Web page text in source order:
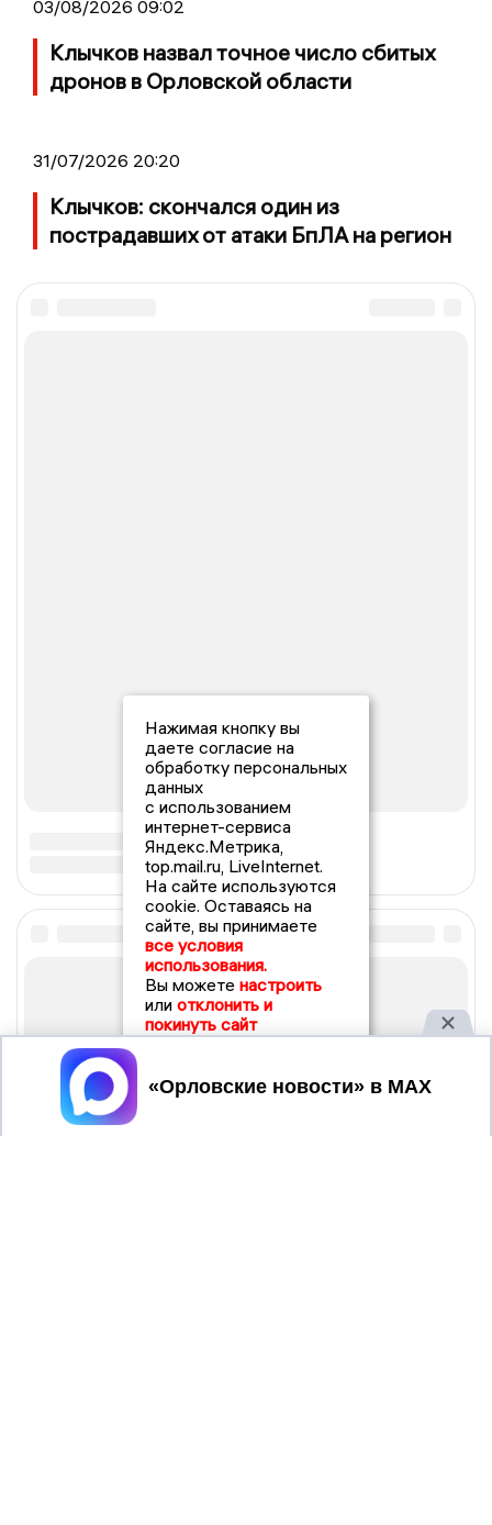
03/08/2026 09:02
Клычков назвал точное число сбитых
дронов в Орловской области
31/07/2026 20:20
Клычков: скончался один из
пострадавших от атаки БпЛА на регион
Нажимая кнопку вы
даете согласие на
обработку персональных
данных
с использованием
интернет-сервиса
Яндекс.Метрика,
top.mail.ru, LiveInternet.
На сайте используются
cookie. Оставаясь на
сайте, вы принимаете
все условия
использования.
Вы можете настроить
или отклонить и
покинуть сайт
Принять